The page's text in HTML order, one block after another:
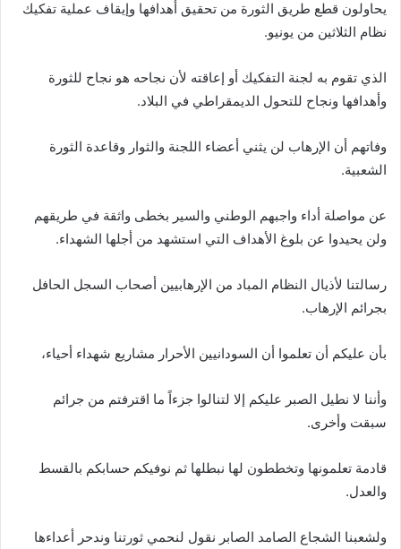
يحاولون قطع طريق الثورة من تحقيق أهدافها وإيقاف عملية تفكيك
نظام الثلاثين من يونيو.
الذي تقوم به لجنة التفكيك أو إعاقته لأن نجاحه هو نجاح للثورة
وأهدافها ونجاح للتحول الديمقراطي في البلاد.
وفاتهم أن الإرهاب لن يثني أعضاء اللجنة والثوار وقاعدة الثورة
الشعبية.
عن مواصلة أداء واجبهم الوطني والسير بخطى واثقة في طريقهم
ولن يحيدوا عن بلوغ الأهداف التي استشهد من أجلها الشهداء.
رسالتنا لأذيال النظام المباد من الإرهابيين أصحاب السجل الحافل
بجرائم الإرهاب.
بأن عليكم أن تعلموا أن السودانيين الأحرار مشاريع شهداء أحياء،
وأننا لا نطيل الصبر عليكم إلا لتنالوا جزءاً ما اقترفتم من جرائم
سبقت وأخرى.
قادمة تعلمونها وتخططون لها نبطلها ثم نوفيكم حسابكم بالقسط
والعدل.
ولشعبنا الشجاع الصامد الصابر نقول لنحمي ثورتنا وندحر أعداءها